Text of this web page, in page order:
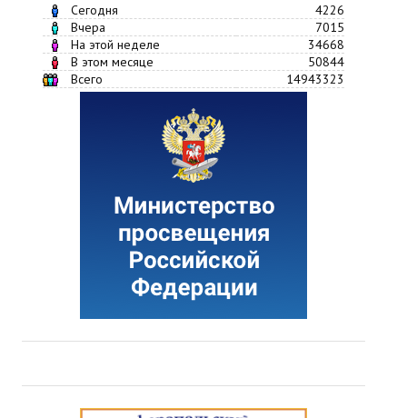
Сегодня
4226
Вчера
7015
На этой неделе
34668
В этом месяце
50844
Всего
14943323